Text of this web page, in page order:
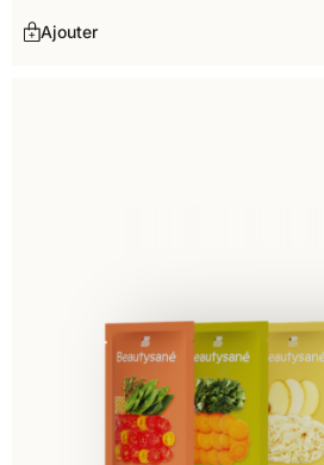
Ajouter